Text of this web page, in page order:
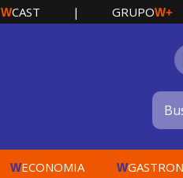
WCAST | GRUPOW+
WECONOMIA W